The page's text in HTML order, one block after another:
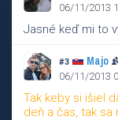
06/11/2013
Jasné keď mi to
#3 Majo
06/11/2013
Tak keby si išiel
deň a čas, tak